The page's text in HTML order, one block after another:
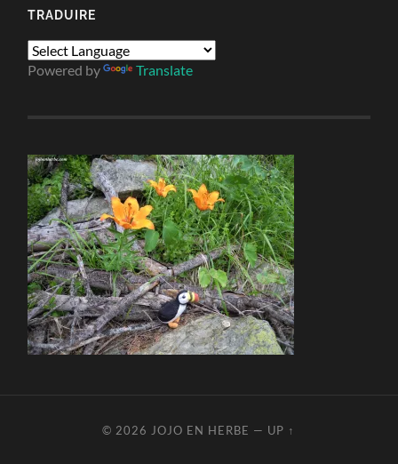
TRADUIRE
Powered by Translate
© 2026 JOJO EN HERBE — UP ↑